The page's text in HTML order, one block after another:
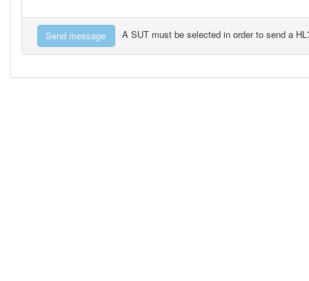
A SUT must be selected in order to send a